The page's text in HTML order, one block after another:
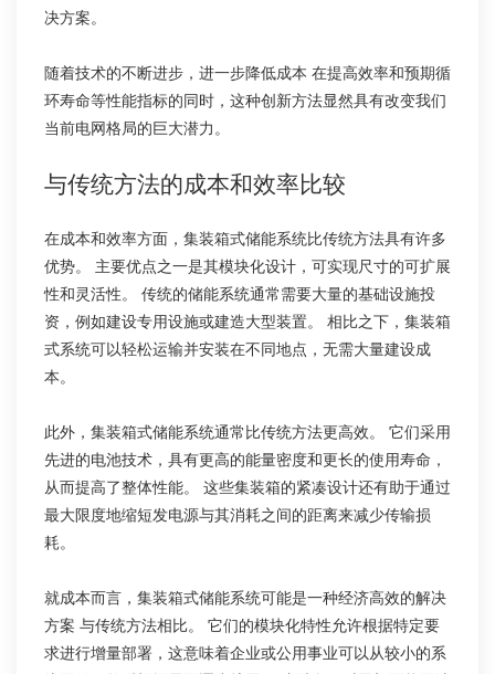
决方案。
随着技术的不断进步，进一步降低成本 在提高效率和预期循
环寿命等性能指标的同时，这种创新方法显然具有改变我们
当前电网格局的巨大潜力。
与传统方法的成本和效率比较
在成本和效率方面，集装箱式储能系统比传统方法具有许多
优势。 主要优点之一是其模块化设计，可实现尺寸的可扩展
性和灵活性。 传统的储能系统通常需要大量的基础设施投
资，例如建设专用设施或建造大型装置。 相比之下，集装箱
式系统可以轻松运输并安装在不同地点，无需大量建设成
本。
此外，集装箱式储能系统通常比传统方法更高效。 它们采用
先进的电池技术，具有更高的能量密度和更长的使用寿命，
从而提高了整体性能。 这些集装箱的紧凑设计还有助于通过
最大限度地缩短发电源与其消耗之间的距离来减少传输损
耗。
就成本而言，集装箱式储能系统可能是一种经济高效的解决
方案 与传统方法相比。 它们的模块化特性允许根据特定要
求进行增量部署，这意味着企业或公用事业可以从较小的系